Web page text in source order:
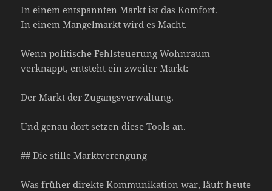
In einem entspannten Markt ist das Komfort.
In einem Mangelmarkt wird es Macht.
Wenn politische Fehlsteuerung Wohnraum
verknappt, entsteht ein zweiter Markt:
Der Markt der Zugangsverwaltung.
Und genau dort setzen diese Tools an.
## Die stille Marktverengung
Was früher direkte Kommunikation war, läuft heute